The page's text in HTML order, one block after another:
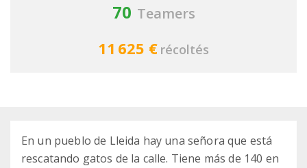
70 Teamers
11 625 € récoltés
En un pueblo de Lleida hay una señora que está
rescatando gatos de la calle. Tiene más de 140 en